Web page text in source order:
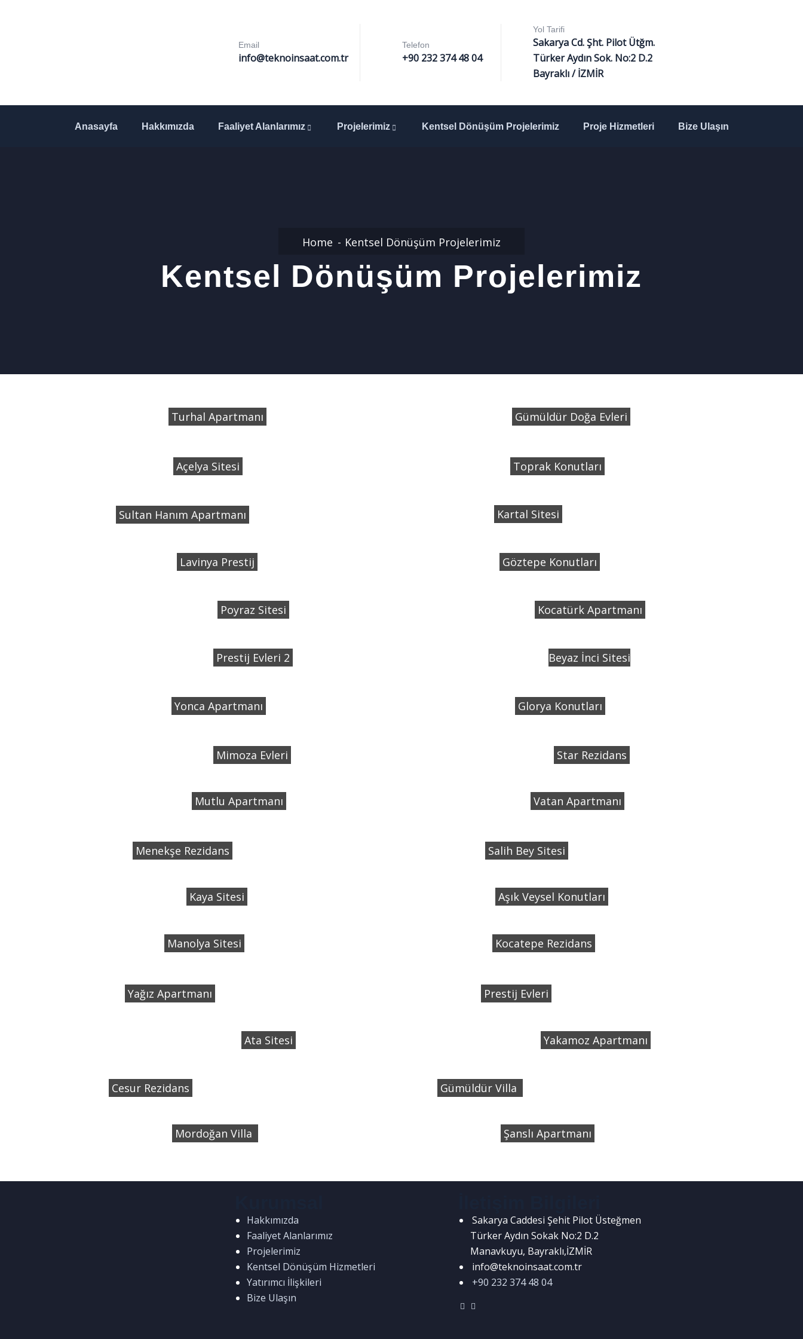
Email
info@teknoinsaat.com.tr
Telefon
+90 232 374 48 04
Yol Tarifi
Sakarya Cd. Şht. Pilot Ütğm.
Türker Aydın Sok. No:2 D.2
Bayraklı / İZMİR
Anasayfa Hakkımızda Faaliyet Alanlarımız Projelerimiz Kentsel Dönüşüm Projelerimiz Proje Hizmetleri Bize Ulaşın
Home Kentsel Dönüşüm Projelerimiz
Kentsel Dönüşüm Projelerimiz
Turhal Apartmanı Gümüldür Doğa Evleri
Açelya Sitesi Toprak Konutları
Sultan Hanım Apartmanı Kartal Sitesi
Lavinya Prestij Göztepe Konutları
Poyraz Sitesi Kocatürk Apartmanı
Prestij Evleri 2 Beyaz İnci Sitesi
Yonca Apartmanı Glorya Konutları
Mimoza Evleri Star Rezidans
Mutlu Apartmanı Vatan Apartmanı
Menekşe Rezidans Salih Bey Sitesi
Kaya Sitesi Aşık Veysel Konutları
Manolya Sitesi Kocatepe Rezidans
Yağız Apartmanı Prestij Evleri
Ata Sitesi Yakamoz Apartmanı
Cesur Rezidans Gümüldür Villa
Mordoğan Villa Şanslı Apartmanı
Hakkımızda
Faaliyet Alanlarımız
Projelerimiz
Kentsel Dönüşüm Hizmetleri
Yatırımcı İlişkileri
Bize Ulaşın
Sakarya Caddesi Şehit Pilot Üsteğmen
Türker Aydın Sokak No:2 D.2
Manavkuyu, Bayraklı,İZMİR
info@teknoinsaat.com.tr
+90 232 374 48 04